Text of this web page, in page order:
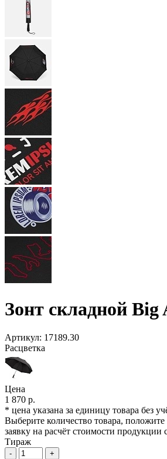
Зонт складной Big
Артикул: 17189.30
Расцветка
Цена
1 870 р.
* цена указана за единицу товара без
Выберите количество товара, положите
заявку на расчёт стоимости продукции
Тираж
- +